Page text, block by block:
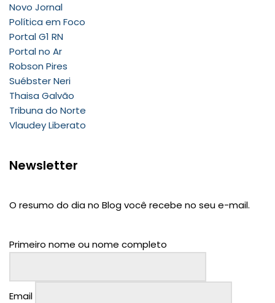
Novo Jornal
Política em Foco
Portal G1 RN
Portal no Ar
Robson Pires
Suébster Neri
Thaisa Galvão
Tribuna do Norte
Vlaudey Liberato
Newsletter
O resumo do dia no Blog você recebe no seu e-mail.
Primeiro nome ou nome completo
Email